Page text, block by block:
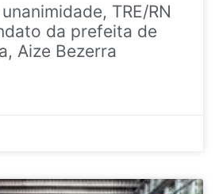
TRE/RN
da prefeita de
Aize Bezerra